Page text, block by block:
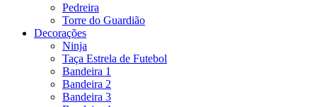
Pedreira
Torre do Guardião
Decorações
Ninja
Taça Estrela de Futebol
Bandeira 1
Bandeira 2
Bandeira 3